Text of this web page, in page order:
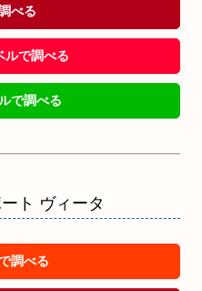
べる
ルで調べる
で調べる
ト ヴィータ
調べる